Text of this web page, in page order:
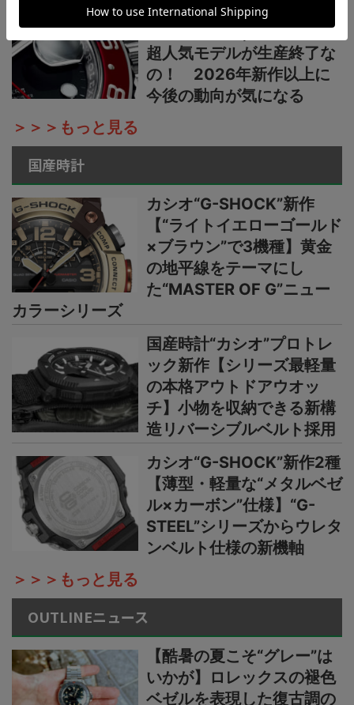
菊地吉正の【ロレックス通
信 No.312】｜えっ、あの
超人気モデルが生産終了な
の！ 2026年新作以上に
今後の動向が気になる
＞＞＞もっと見る
国産時計
カシオ“G-SHOCK”新作
【“ライトイエローゴールド
×ブラウン”で3機種】黄金
の地平線をテーマにし
た“MASTER OF G”ニュー
カラーシリーズ
国産時計“カシオ”プロトレ
ック新作【シリーズ最軽量
の本格アウトドアウオッ
チ】小物を収納できる新構
造リバーシブルベルト採用
カシオ“G-SHOCK”新作2種
【薄型・軽量な“メタルベゼ
ル×カーボン”仕様】“G-
STEEL”シリーズからウレタ
ンベルト仕様の新機軸
＞＞＞もっと見る
OUTLINEニュース
【酷暑の夏こそ“グレー”は
いかが】ロレックスの褪色
ベゼルを表現した復古調の